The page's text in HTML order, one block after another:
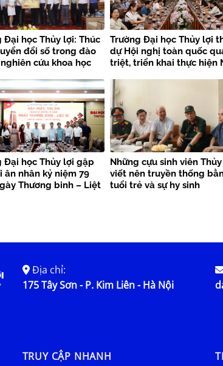
Đại học Thủy lợi: Thúc
đổi số trong đào
cứu khoa học
Trường Đại học Thủy lợi
dự Hội nghị toàn quốc
triệt, triển khai thực hiện
khóa XIV
Đại học Thủy lợi gặp
ân nhân kỷ niệm 79
Thương binh – Liệt
Những cựu sinh viên
viết nên truyền thống
tuổi trẻ và sự hy sinh
Địa chỉ:
175 Tây Sơn - P. Kim Liên - Hà Nội
TRUY CẬP NHANH